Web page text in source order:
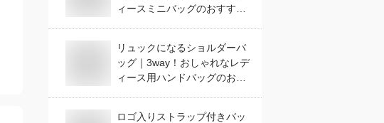
ィースミニバッグのおすすめ
リュックになるショルダーバ
ッグ｜3way！おしゃれなレデ
ィース用ハンドバッグのおす
ロゴ入りストラップ付きバッ